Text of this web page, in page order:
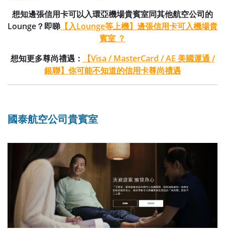
想知邊張信用卡可以入環亞機場貴賓室同其他航空公司的
Lounge？即睇 【入Lounge等上機】邊張信用卡可入機場貴
賓室 ？
想知更多尊尚禮遇：
【Visa / MasterCard / AE 美國運通 /
銀聯】你可能不知道的信用卡尊尚禮遇
國泰航空公司貴賓室